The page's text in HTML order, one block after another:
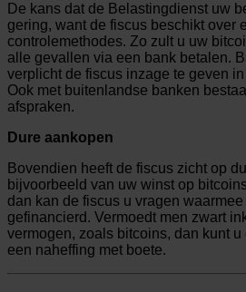
De kans dat de Belastingdienst uw
gering, want de fiscus beschikt over
controlemethodes. Zo zult u uw
alle gevallen via een bank betalen.
verplicht de fiscus inzage te geven
Ook met buitenlandse banken
afspraken.
Dure aankopen
Bovendien heeft de fiscus zicht op
bijvoorbeeld van uw winst op
dan kan de fiscus u vragen
gefinancierd. Vermoedt men zwart
vermogen, zoals bitcoins, dan kunt
een naheffing met boete.